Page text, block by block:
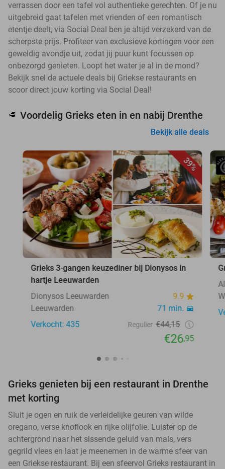
verrassen door een tafel vol authentieke gerechten. Of je nu
uitgebreid gaat tafelen met vrienden of een romantisch
etentje deelt, via Social Deal ben je altijd verzekerd van de
scherpste prijs. Profiteer van exclusieve kortingen voor een
geweldig avondje uit, zodat jij puur kunt focussen op
onbezorgd genieten. Loopt het water je al in de mond?
Bekijk snel de actuele deals bij Griekse restaurants en
scoor direct jouw korting via Social Deal!
🥩 Voordelig Grieks eten in en nabij Drenthe
Bekijk alle deals
39%
Grieks 3-gangen keuzediner bij Dionysos in
hartje Leeuwarden
Dionysos Leeuwarden
9.9
Leeuwarden
71 min.
Verkocht: 435
Regulier €44,15
€26,95
Grieks genieten bij een restaurant in Drenthe
met korting
Sluit je ogen en ruik de verleidelijke geuren van wilde
oregano, verse knoflook en rijke olijfolie. Luister op de
achtergrond naar het sissende geluid van mals, vers
gegrild vlees en laat je meenemen in de warme sfeer van
een Griekse restaurant. Bij een sfeervol Grieks restaurant in